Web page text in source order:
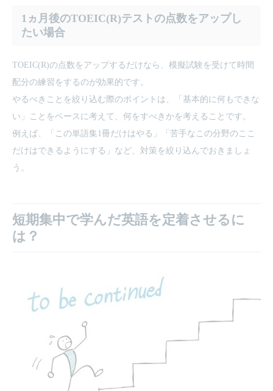
1ヵ月後のTOEIC(R)テストの点数をアップし
たい場合
TOEIC(R)の点数をアップするだけなら、模擬試験を受けて時間
配分の練習をするのが効果的です。
やるべきことを絞り込む際のポイントは、「基本的に何もできな
い」ことをベースに考えて、何をすべきかを考えることです。
例えば、「この単語集1冊だけはやる」「苦手なこの分野のここ
だけはできるようにする」など、対策を絞り込んでおきましょ
う。
短期集中で学んだ英語を定着させるに
は？